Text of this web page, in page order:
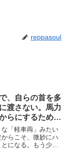
reppasoul
、自らの首を多
渡さない。馬力
らにするため
でもチュウニズ
「軽車両」みたい
らこそ、微妙にハ
になる。もう少し